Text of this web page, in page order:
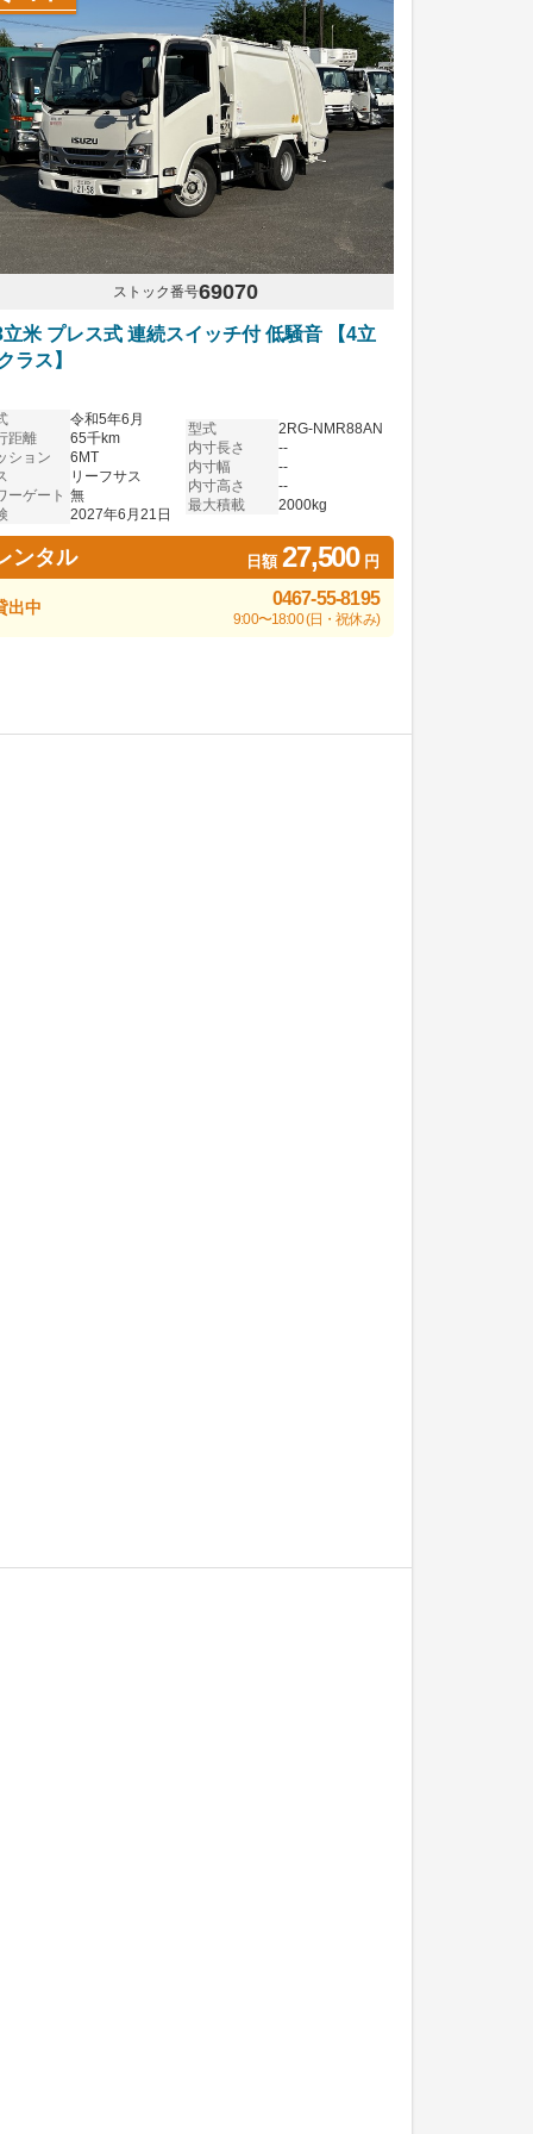
ストック番号69070
立米 プレス式 連続スイッチ付 低騒音 【4立
ラス】
令和5年6月
距離
65千km
ション
6MT
リーフサス
ーゲート 無
2027年6月21日
型式
2RG-NMR88AN
内寸長さ
--
内寸幅
--
内寸高さ
--
最大積載
2000kg
ンタル 日額27,500円
出中 0467-55-8195
9:00〜18:00 (日・祝休み)